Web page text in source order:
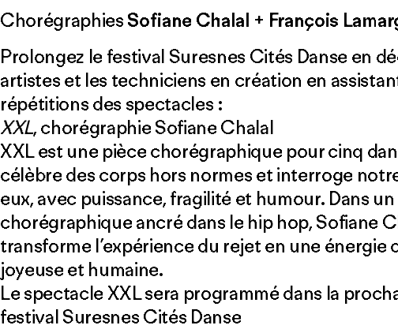
Chorégraphies Sofiane Chalal + François
Prolongez le festival Suresnes Cités Danse en
artistes et les techniciens en création en
répétitions des spectacles :
XXL, chorégraphie Sofiane Chalal
XXL est une pièce chorégraphique pour cinq
célèbre des corps hors normes et interroge
eux, avec puissance, fragilité et humour. Dans
chorégraphique ancré dans le hip hop, Sofiane
transforme l’expérience du rejet en une énergie
joyeuse et humaine.
Le spectacle XXL sera programmé dans la
festival Suresnes Cités Danse